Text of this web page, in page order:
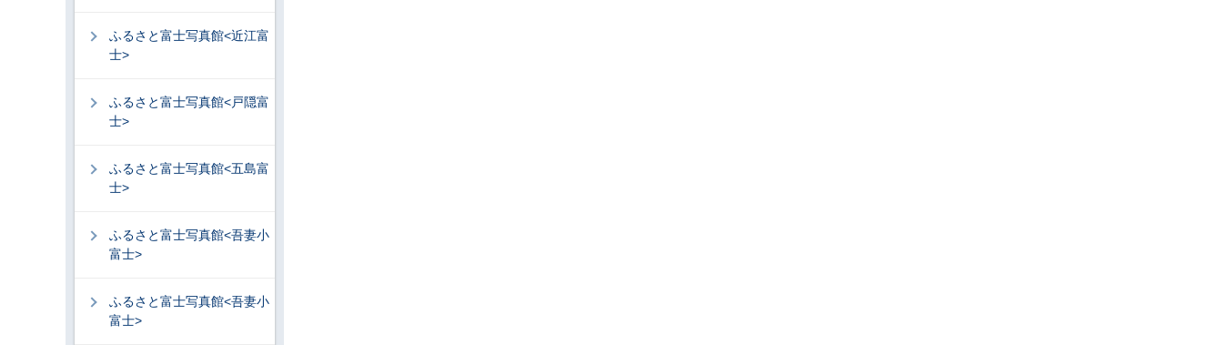
ふるさと富士写真館<近江富
士>
ふるさと富士写真館<戸隠富
士>
ふるさと富士写真館<五島富
士>
ふるさと富士写真館<吾妻小
富士>
ふるさと富士写真館<吾妻小
富士>